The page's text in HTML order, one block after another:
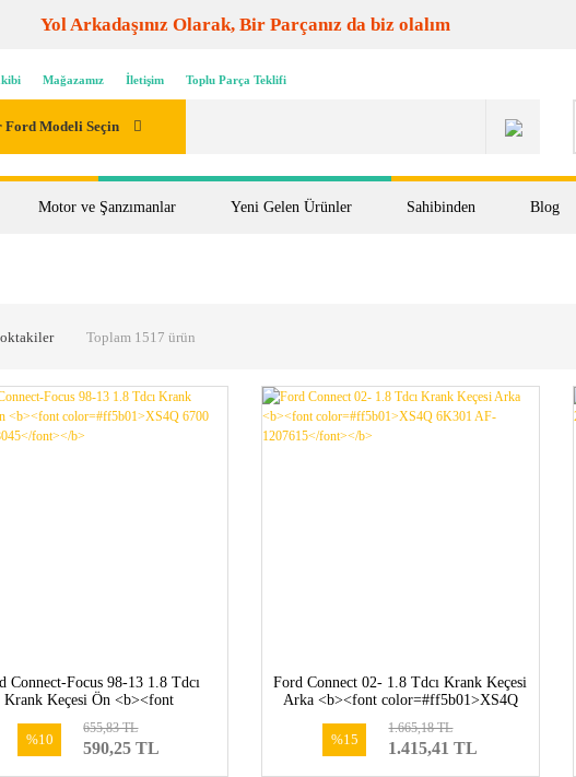
Yol Arkadaşınız Olarak, Bir Parçanız da biz olalım
Mağazamız İletişim Toplu Parça Teklifi
Modeli Seçin
Motor ve Şanzımanlar Yeni Gelen Ürünler Sahibinden Blog
Toplam 1517 ürün
Connect-Focus 98-13 1.8 Tdcı
Krank Keçesi Ön <b><font
1198045</font></b>
%10 590,25 TL
655,83 TL
Ford Connect 02- 1.8 Tdcı Krank Keçesi
Arka <b><font color=#ff5b01>XS4Q
%15
1.415,41 TL
1.665,18 TL